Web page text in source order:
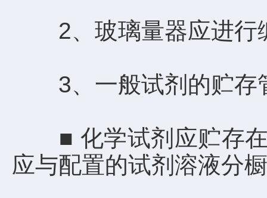
2、玻璃量器应进行
3、一般试剂的贮存
■ 化学试剂应贮存在
应与配置的试剂溶液分